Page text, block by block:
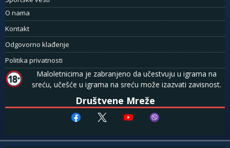
O nama
Kontakt
Odgovorno klađenje
Politika privatnosti
Maloletnicima je zabranjeno da učestvuju u igrama na
sreću, učešće u igrama na sreću može izazvati zavisnost.
Društvene Mreže